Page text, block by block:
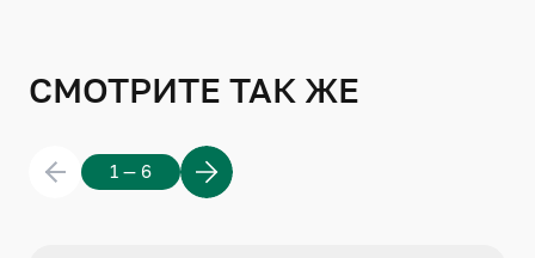
СМОТРИТЕ ТАК ЖЕ
1 — 6